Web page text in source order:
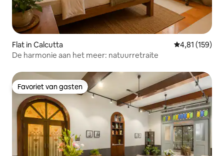
Flat in Calcutta Gemiddelde
4,81 (159)
De harmonie aan het meer: natuurretraite
Favoriet van gasten
Favoriet van gasten